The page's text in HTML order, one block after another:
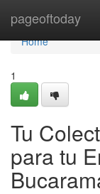
pageoftoday
Home
Home
1
Tu
para tu